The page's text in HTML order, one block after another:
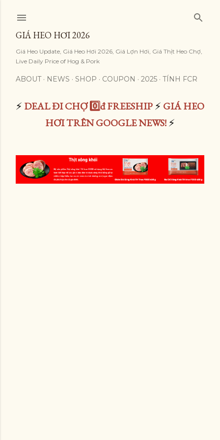
GIÁ HEO HƠI 2026
Giá Heo Update, Giá Heo Hơi 2026, Giá Lợn Hơi, Giá Thịt Heo Chợ,
Live Daily Price of Hog & Pork
ABOUT NEWS SHOP COUPON 2025 TÍNH FCR
⚡ DEAL ĐI CHỢ 0️⃣đ FREESHIP⚡ GIÁ HEO
HƠI TRÊN GOOGLE NEWS!⚡